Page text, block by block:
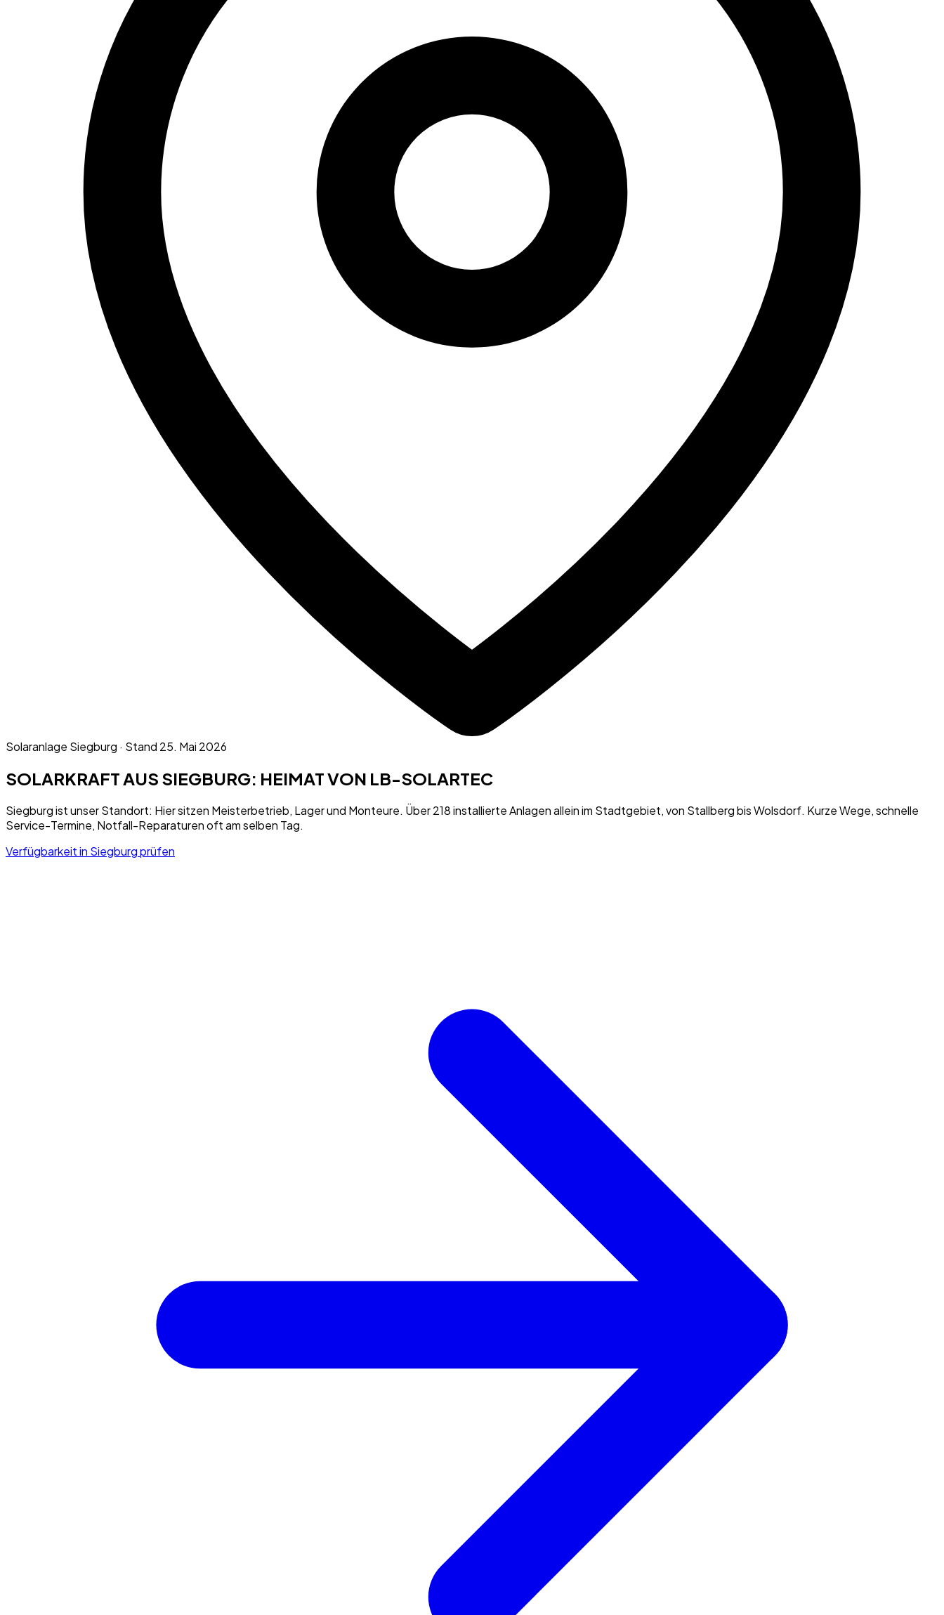
Solaranlage Siegburg · Stand 25. Mai 2026
SOLARKRAFT AUS SIEGBURG: HEIMAT VON LB-SOLARTEC
Siegburg ist unser Standort: Hier sitzen Meisterbetrieb, Lager und Monteure. Über 218 installierte Anlagen allein im Stadtgebiet, von Stallberg bis Wolsdorf. Kurze Wege, schnelle
Service-Termine, Notfall-Reparaturen oft am selben Tag.
Verfügbarkeit in Siegburgprüfen